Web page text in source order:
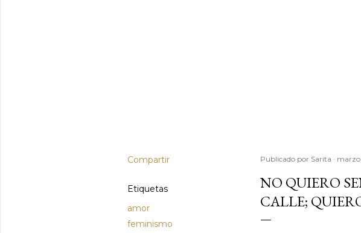
Compartir
Etiquetas
amor
feminismo
Publicado por Sarita marzo
NO QUIERO
CALLE;